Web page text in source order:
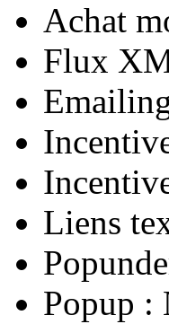
Achat
Flux
Liens
Popup :